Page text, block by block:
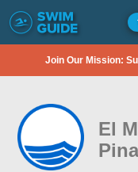
Join Our Mission:
El